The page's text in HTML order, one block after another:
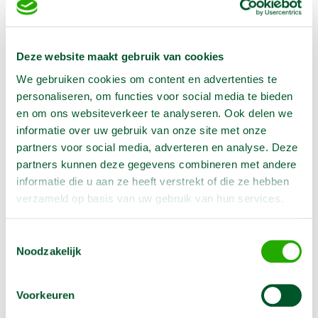
Deze website maakt gebruik van cookies
We gebruiken cookies om content en advertenties te
personaliseren, om functies voor social media te bieden
en om ons websiteverkeer te analyseren. Ook delen we
informatie over uw gebruik van onze site met onze
partners voor social media, adverteren en analyse. Deze
partners kunnen deze gegevens combineren met andere
informatie die u aan ze heeft verstrekt of die ze hebben
verzameld op basis van uw gebruik van hun services.
Noodzakelijk
Voorkeuren
Opties
Verlengkabel 400V/ 63A 25 m
€19,50
€ 39,00 /1 week Excl. BTW
Reserveer nu
Meer informatie
Rubberen kabelmat 100 cm